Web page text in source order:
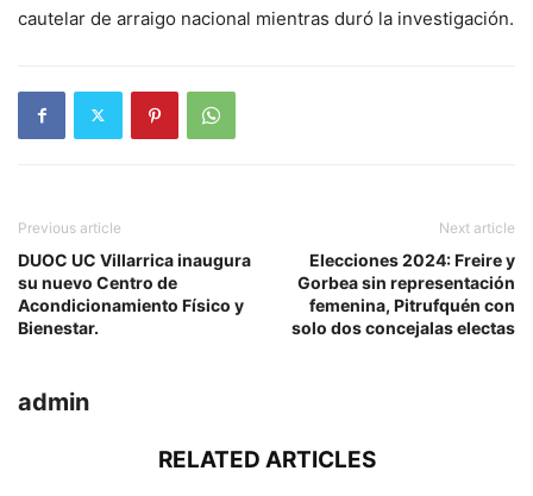
cautelar de arraigo nacional mientras duró la investigación.
Previous article
DUOC UC Villarrica inaugura
su nuevo Centro de
Acondicionamiento Físico y
Bienestar.
Next article
Elecciones 2024: Freire y
Gorbea sin representación
femenina, Pitrufquén con
solo dos concejalas electas
admin
RELATED ARTICLES